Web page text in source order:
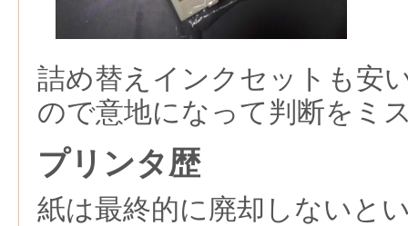
詰め替えインクセットも安
ので意地になって判断をミ
プリンタ歴
紙は最終的に廃却しないと